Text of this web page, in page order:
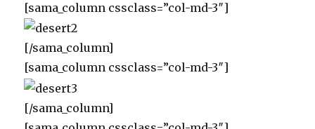
[sama_column cssclass=”col-md-3″]
[/sama_column]
[sama_column cssclass=”col-md-3″]
[/sama_column]